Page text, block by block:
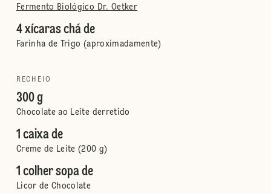
Fermento Biológico Dr. Oetker
4 xícaras chá de
Farinha de Trigo (aproximadamente)
RECHEIO
300 g
Chocolate ao Leite derretido
1 caixa de
Creme de Leite (200 g)
1 colher sopa de
Licor de Chocolate